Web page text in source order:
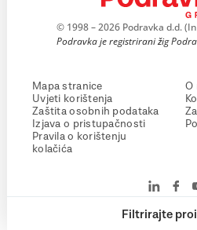
Filtrirajte
© 1998 – 2026 Podravka d.d.
Podravka je registrirani žig
Mapa stranice
Uvjeti korištenja
Zaštita osobnih podataka
Izjava o pristupačnosti
Pravila o korištenju
kolačića
O